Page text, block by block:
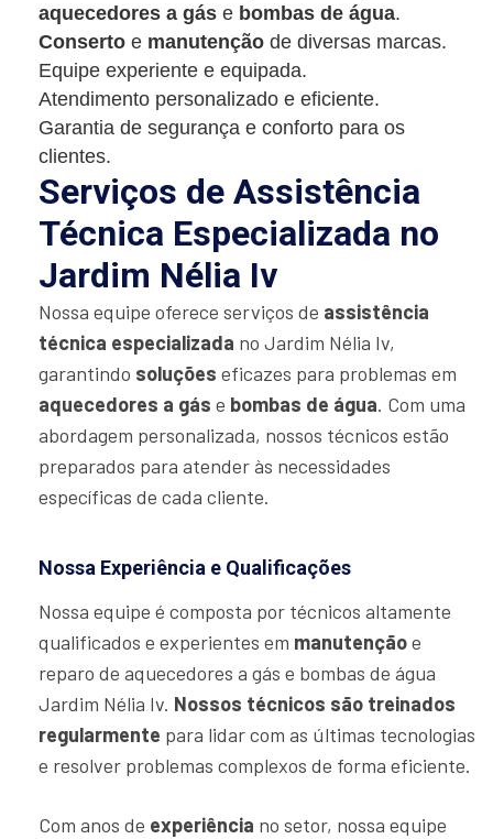
aquecedores a gás e bombas de água.
Conserto e manutenção de diversas marcas.
Equipe experiente e equipada.
Atendimento personalizado e eficiente.
Garantia de segurança e conforto para os
clientes.
Serviços de Assistência
Técnica Especializada no
Jardim Nélia Iv
Nossa equipe oferece serviços de assistência
técnica especializada no Jardim Nélia Iv,
garantindo soluções eficazes para problemas em
aquecedores a gás e bombas de água. Com uma
abordagem personalizada, nossos técnicos estão
preparados para atender às necessidades
específicas de cada cliente.
Nossa Experiência e Qualificações
Nossa equipe é composta por técnicos altamente
qualificados e experientes em manutençãoe
reparo de aquecedores a gás e bombas de água
Jardim Nélia Iv. Nossos técnicos são treinados
regularmente para lidar com as últimas tecnologias
e resolver problemas complexos de forma eficiente.
Com anos de experiência no setor, nossa equipe